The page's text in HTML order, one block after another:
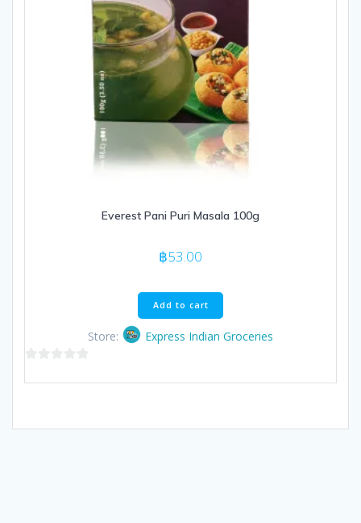
Everest Pani Puri Masala 100g
฿53.00
Add to cart
Store: Express Indian Groceries